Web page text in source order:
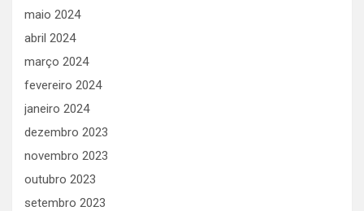
maio 2024
abril 2024
março 2024
fevereiro 2024
janeiro 2024
dezembro 2023
novembro 2023
outubro 2023
setembro 2023